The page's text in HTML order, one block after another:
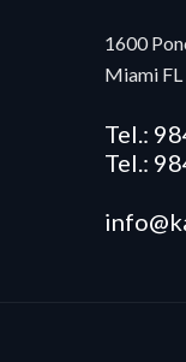
1600
Miami
Tel.:
Tel.: